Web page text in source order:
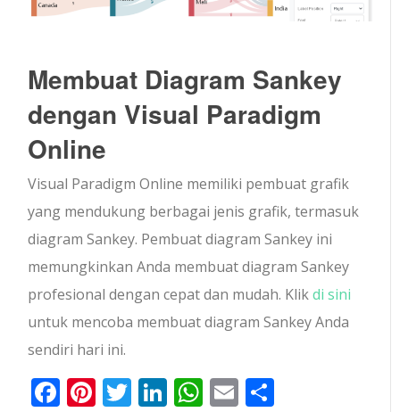
Membuat Diagram Sankey
dengan Visual Paradigm
Online
Visual Paradigm Online memiliki pembuat grafik
yang mendukung berbagai jenis grafik, termasuk
diagram Sankey. Pembuat diagram Sankey ini
memungkinkan Anda membuat diagram Sankey
profesional dengan cepat dan mudah. Klikdi sini
untuk mencoba membuat diagram Sankey Anda
sendiri hari ini.
Facebook
Pinterest
Twitter
LinkedIn
WhatsApp
Email